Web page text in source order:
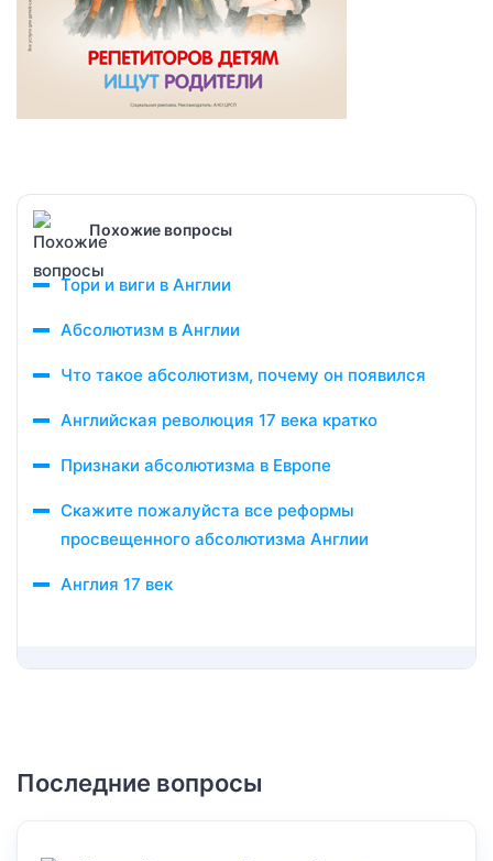
Похожие вопросы
Тори и виги в Англии
Абсолютизм в Англии
Что такое абсолютизм, почему он появился
Английская революция 17 века кратко
Признаки абсолютизма в Европе
Скажите пожалуйста все реформы
просвещенного абсолютизма Англии
Англия 17 век
Последние вопросы